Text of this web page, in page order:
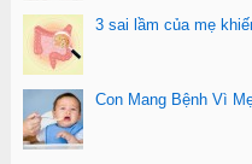
3 sai lầm của mẹ
Con Mang Bệnh Vì